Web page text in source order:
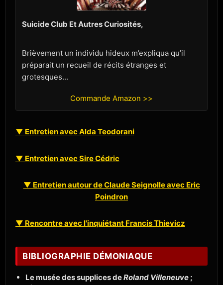
Suicide Club Et Autres Curiosités,
Brièvement un individu hideux m’expliqua qu’il
préparait un recueil de récits étranges et
grotesques...
Commande Amazon >>
▼ Entretien avec Alda Teodorani
▼ Entretien avec Sire Cédric
▼ Entretien autour de Claude Seignolle avec Eric
Poindron
▼ Rencontre avec l'inquiétant Francis Thievicz
BIBLIOGRAPHIE DÉMONIAQUE
Le musée des supplices deRoland Villeneuve ;